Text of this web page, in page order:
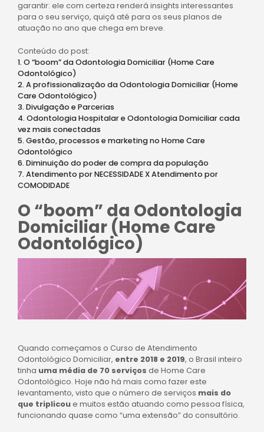
garantir: ele com certeza renderá insights interessantes
para o seu serviço, quiçá até para os seus planos de
atuação no ano que chega em breve.
Conteúdo do post:
1. O “boom” da Odontologia Domiciliar (Home Care
Odontológico)
2. A profissionalização da Odontologia Domiciliar (Home
Care Odontológico)
3. Divulgação e Parcerias
4. Odontologia Hospitalar e Odontologia Domiciliar cada
vez mais conectadas
5. Gestão, processos e marketing no Home Care
Odontológico
6. Diminuição do poder de compra da população
7. Atendimento por NECESSIDADE X Atendimento por
COMODIDADE
O “boom” da Odontologia
Domiciliar (Home Care
Odontológico)
Quando começamos o Curso de Atendimento
Odontológico Domiciliar, entre 2018 e 2019, o Brasil inteiro
tinha uma média de 70 serviços de Home Care
Odontológico. Hoje não há mais como fazer este
levantamento, visto que o número de serviços mais do
que triplicoue muitos estão atuando como pessoa física,
funcionando quase como “uma extensão” do consultório.